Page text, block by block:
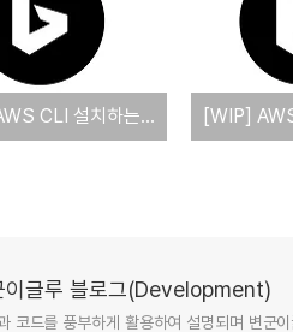
[WIP] AWS CLI 설치하는 방법(Linux ARM)
이글루 블로그(Development)
코드를 풍부하게 활용하여 설명되며 변군